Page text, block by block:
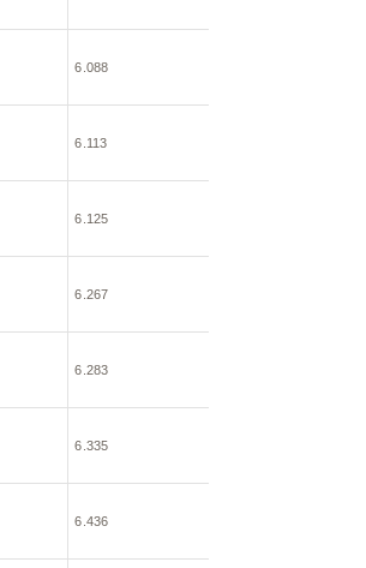
6.088
6.113
6.125
6.267
6.283
6.335
6.436